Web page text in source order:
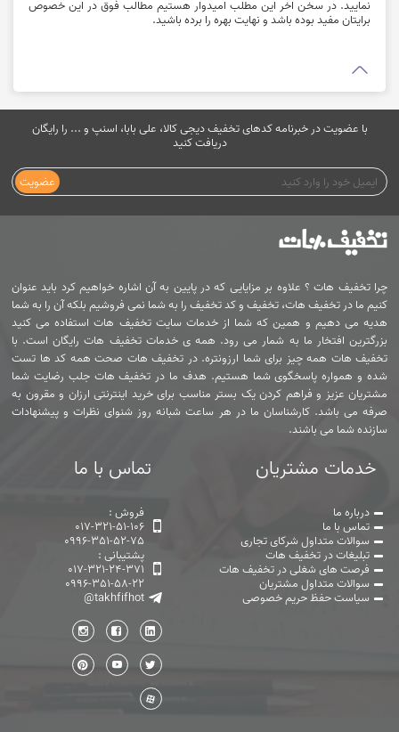
نمایید. در سخن اخر این مطلب امیدوار هستیم مطالب فوق در این خصوص
برایتان مفید بوده باشد و نهایت بهره را برده باشید.
با عضویت در خبرنامه کدهای تخفیف دیجی کالا، علی بابا، اسنپ و ... را رایگان
دریافت کنید
عضویت
چرا تخفیف هات ؟ علاوه بر مزایایی که در پایین به آن اشاره خواهیم کرد باید عنوان
کنیم ما در تخفیف هات، تخفیف و کد تخفیف را به شما نمی فروشیم بلکه آن را به شما
هدیه می دهیم و همین که شما از خدمات سایت تخفیف هات استفاده می کنید
بزرگترین افتخار ما به شمار می رود. همه ی خدمات تخفیف هات رایگان است. با
تخفیف هات همه چیز برای شما ارزونتره. در تخفیف هات صحت همه کد ها تست
شده و همواره پاسخگوی شما هستیم. هدف ما در تخفیف هات جلب رضایت شما
مشتریان عزیز و فراهم کردن یک بستر مناسب برای خرید اینترنتی ارزان و مقرون به
صرفه می باشد. کارشناسان ما در هر ساعت شبانه روز شنوای نظرات و پیشنهادات
سازنده شما می باشند.
خدمات مشتریان
درباره ما
تماس با ما
سوالات متداول شرکای تجاری
تبلیغات در تخفیف هات
فرصت های شغلی در تخفیف هات
سوالات متداول مشتریان
سیاست حفظ حریم خصوصی
تماس با ما
فروش :
017-321-51-106
0996-351-52-75
پشتیبانی :
017-321-24-371
0996-351-58-22
@takhfifhot